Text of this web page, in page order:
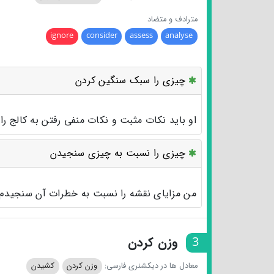
مترادف و متضاد
analyse
assess
consider
ignore
چیزی را سبک سنگین کردن
او باید نکات مثبت و نکات منفی رفتن به کالج
چیزی را نسبت به چیزی سنجیدن
من مزایای نقشه را نسبت به خطرات آن
3 وزن کردن
معادل ها در دیکشنری فارسی: وزن کردن کشیدن